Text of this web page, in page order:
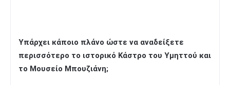
Υπάρχει κάποιο πλάνο ώστε να αναδείξετε
περισσότερο το ιστορικό Κάστρο του Υμηττού και
το Μουσείο Μπουζιάνη;